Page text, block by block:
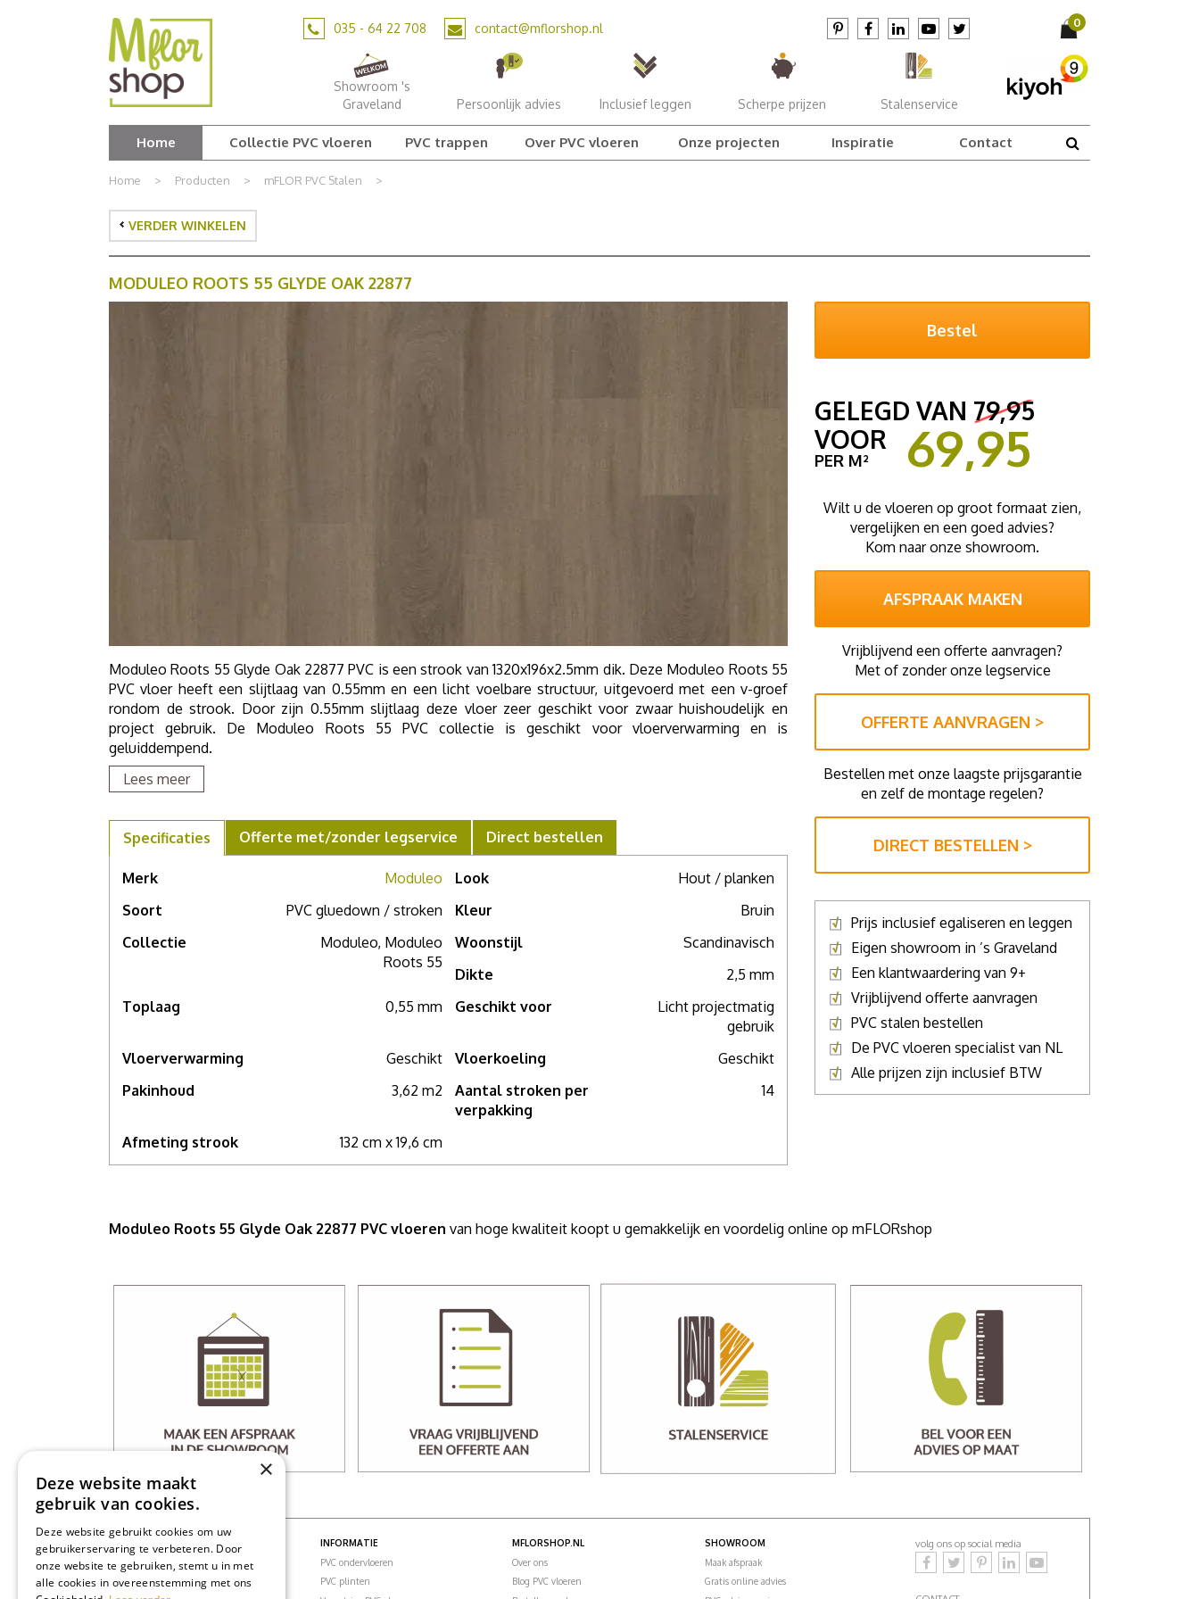
Home > Producten > mFLOR PVC Stalen >
035 - 64 22 708 contact@mflorshop.nl
Showroom 's
Graveland
Persoonlijk advies Inclusief leggen Scherpe prijzen Stalenservice
Home Collectie PVC vloeren PVC trappen Over PVC vloeren Onze projecten Inspiratie Contact
VERDER WINKELEN
MODULEO ROOTS 55 GLYDE OAK 22877
Moduleo Roots 55 Glyde Oak 22877 PVC is een strook van 1320x196x2.5mm dik. Deze Moduleo Roots 55
PVC vloer heeft een slijtlaag van 0.55mm en een licht voelbare structuur, uitgevoerd met een v-groef
rondom de strook. Door zijn 0.55mm slijtlaag deze vloer zeer geschikt voor zwaar huishoudelijk en
project gebruik. De Moduleo Roots 55 PVC collectie is geschikt voor vloerverwarming en is
geluiddempend.
Lees meer
Specificaties Offerte met/zonder legservice Direct bestellen
Merk Moduleo Look
Hout / planken
Soort
PVC gluedown / stroken Kleur
Bruin
Collectie
Moduleo, Moduleo
Roots 55
Woonstijl
Scandinavisch
Dikte
2,5 mm
Toplaag
0,55 mm Geschikt voor
Licht projectmatig
gebruik
Vloerverwarming
Geschikt Vloerkoeling
Geschikt
Pakinhoud
3,62 m2
Aantal stroken per
verpakking
14
Afmeting strook 132 cm x 19,6 cm
GELEGD VAN 79,95
VOOR
69,95
PER M²
Wilt u de vloeren op groot formaat zien,
vergelijken en een goed advies?
Kom naar onze showroom.
AFSPRAAK MAKEN
Vrijblijvend een offerte aanvragen?
Met of zonder onze legservice
OFFERTE AANVRAGEN >
Bestellen met onze laagste prijsgarantie
en zelf de montage regelen?
DIRECT BESTELLEN >
Prijs inclusief egaliseren en leggen
Eigen showroom in ’s Graveland
Een klantwaardering van 9+
Vrijblijvend offerte aanvragen
PVC stalen bestellen
De PVC vloeren specialist van NL
Alle prijzen zijn inclusief BTW
Moduleo Roots 55 Glyde Oak 22877 PVC vloeren van hoge kwaliteit koopt u gemakkelijk en voordelig online op mFLORshop
PVC VLOEREN
PVC vloeren
PVC visgraatvloer
INFORMATIE
PVC ondervloeren
PVC plinten
MFLORSHOP.NL
Over ons
Blog PVC vloeren
SHOWROOM
Maak afspraak
Gratis online advies
volg ons op social media
×
Deze website maakt
gebruik van cookies.
Deze website gebruikt cookies om uw
gebruikerservaring te verbeteren. Door
onze website te gebruiken, stemt u in met
alle cookies in overeenstemming met ons